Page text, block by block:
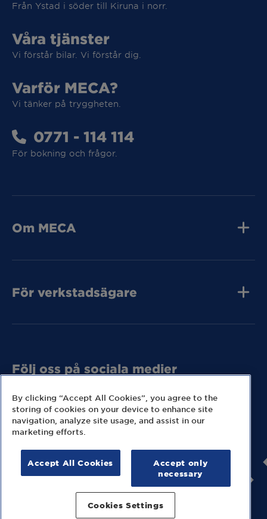
Vi tar hand om din elbil
Från Ystad i söder till Kiruna i norr.
Våra tjänster
Vi förstår bilar. Vi förstår dig.
Varför MECA?
Vi tänker på tryggheten.
0771 - 114 114
För bokning och frågor.
Om MECA
För verkstadsägare
Följ oss på sociala medier
© 2026 MECA Sweden AB
Juridisk information
By clicking “Accept All Cookies”, you agree to the
storing of cookies on your device to enhance site
navigation, analyze site usage, and assist in our
marketing efforts.
Accept All Cookies
Accept only
necessary
Cookies Settings